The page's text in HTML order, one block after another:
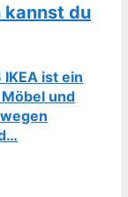
kannst du
ist ein
und